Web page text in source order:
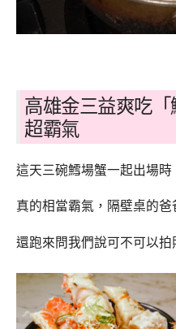
高雄金三益爽吃
超霸氣
這天三碗鱈場蟹一起出場時
真的相當霸氣，隔壁桌的爸
還跑來問我們說可不可以拍